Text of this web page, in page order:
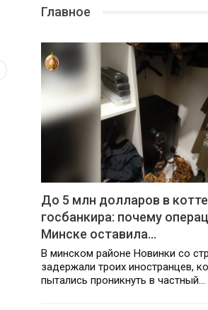
Главное
До 5 млн долларов в
госбанкира: почему
Минске оставила…
В минском районе Новинки со
задержали троих иностранцев,
пытались проникнуть в частный…